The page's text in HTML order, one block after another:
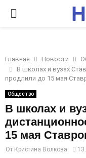
P
I
M
A
R
Главная Новости
В школах и вузах
продлили до 15 мая
Общество
В школах и
15 мая
От Кристина Волкова